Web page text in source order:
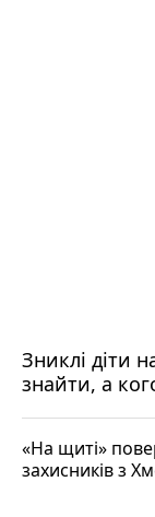
Зниклі діти
знайти, а
«На щиті»
захисників з